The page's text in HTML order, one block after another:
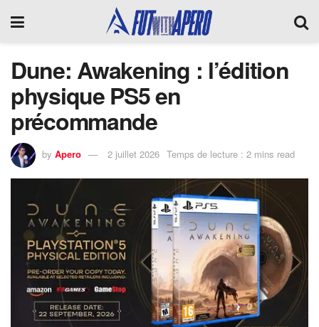
Dune: Awakening : l’édition
physique PS5 en
précommande
by Apero 2 juillet 2026 Temps de lecture : 2 mins read